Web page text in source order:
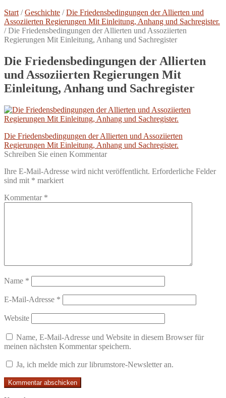
Start /Geschichte /Die Friedensbedingungen der Allierten und
Assoziierten Regierungen Mit Einleitung, Anhang und Sachregister.
/Die Friedensbedingungen der Allierten und Assoziierten
Regierungen Mit Einleitung, Anhang und Sachregister
Die Friedensbedingungen der Allierten
und Assoziierten Regierungen Mit
Einleitung, Anhang und Sachregister
Beitragsnavigation
Vorheriger
Beitrag:
Die Friedensbedingungen der Allierten und Assoziierten
Regierungen Mit Einleitung, Anhang und Sachregister.
Schreiben Sie einen Kommentar
Ihre E-Mail-Adresse wird nicht veröffentlicht. Erforderliche Felder
sind mit * markiert
Kommentar *
Name *
E-Mail-Adresse *
Website
Name, E-Mail-Adresse und Website in diesem Browser für
meinen nächsten Kommentar speichern.
Ja, ich melde mich zur librumstore-Newsletter an.